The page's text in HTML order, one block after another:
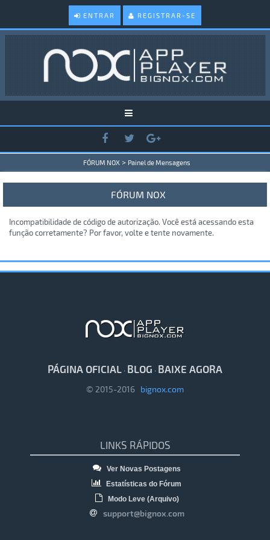
ENTRAR REGISTRAR-SE
FÓRUM NOX > Painel de Mensagens
FÓRUM NOX
Incompatibilidade de código de autorização. Você está acessando esta
função corretamente? Por favor, volte e tente novamente.
PÁGINA OFICIAL · BLOG · BAIXE AGORA
© 2015-2016 bignox.com
LINKS RÁPIDOS
Ver Novas Postagens
Estatísticas do Fórum
Modo Leve (Arquivo)
support@bignox.com